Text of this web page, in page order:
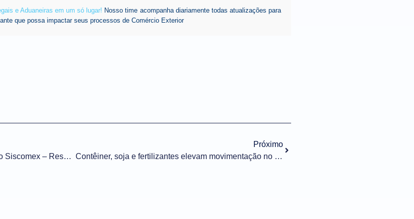
e Aduaneiras em um só lugar! Nosso time acompanha diariamente todas atualizações para
que possa impactar seus processos de Comércio Exterior
Importação n° 061/2021 – Atualização Siscomex – Resolução Gecex nº 269/2021
Próximo
Contêiner, soja e fertilizantes elevam movimentação no Porto de Santos